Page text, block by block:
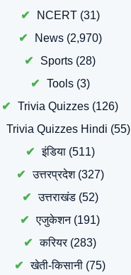
NCERT(31)
News(2,970)
Sports (28)
Tools(3)
Trivia Quizzes (126)
Trivia Quizzes Hindi (55)
इंडिया(511)
उत्तरप्रदेश(327)
उत्तराखंड(52)
एजुकेशन(191)
करियर(283)
खेती-किसानी (75)